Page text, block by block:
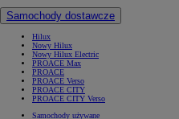
Samochody dostawcze
Hilux
Nowy Hilux
Nowy Hilux Electric
PROACE Max
PROACE
PROACE Verso
PROACE CITY
PROACE CITY Verso
Samochody używane